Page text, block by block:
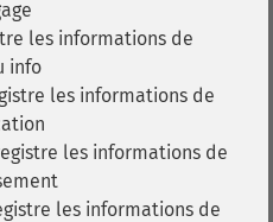
les informations de
info
les informations de
les informations de
les informations de